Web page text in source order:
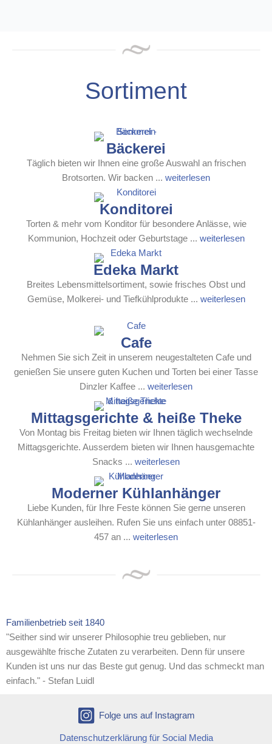
Sortiment
Bäckerei
Täglich bieten wir Ihnen eine große Auswahl an frischen
Brotsorten. Wir backen ... weiterlesen
Konditorei
Torten & mehr vom Konditor für besondere Anlässe, wie
Kommunion, Hochzeit oder Geburtstage ... weiterlesen
Edeka Markt
Breites Lebensmittelsortiment, sowie frisches Obst und
Gemüse, Molkerei- und Tiefkühlprodukte ... weiterlesen
Cafe
Nehmen Sie sich Zeit in unserem neugestalteten Cafe und
genießen Sie unsere guten Kuchen und Torten bei einer Tasse
Dinzler Kaffee ... weiterlesen
Mittagsgerichte & heiße Theke
Von Montag bis Freitag bieten wir Ihnen täglich wechselnde
Mittagsgerichte. Ausserdem bieten wir Ihnen hausgemachte
Snacks ... weiterlesen
Moderner Kühlanhänger
Liebe Kunden, für Ihre Feste können Sie gerne unseren
Kühlanhänger ausleihen. Rufen Sie uns einfach unter 08851-
457 an ... weiterlesen
Familienbetrieb seit 1840
"Seither sind wir unserer Philosophie treu geblieben, nur
ausgewählte frische Zutaten zu verarbeiten. Denn für unsere
Kunden ist uns nur das Beste gut genug. Und das schmeckt man
einfach." - Stefan Luidl
Folge uns auf Instagram
Datenschutzerklärung für Social Media